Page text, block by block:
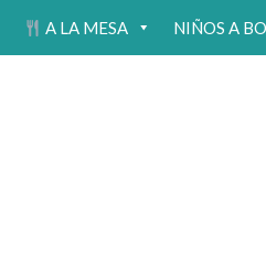
A LA MESA NIÑOS A